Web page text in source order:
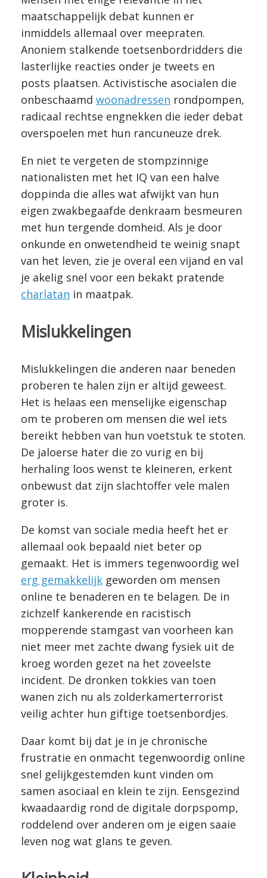
maatschappelijk debat kunnen er
inmiddels allemaal over meepraten.
Anoniem stalkende toetsenbordridders die
lasterlijke reacties onder je tweets en
posts plaatsen. Activistische asocialen die
onbeschaamd woonadressen rondpompen,
radicaal rechtse engnekken die ieder debat
overspoelen met hun rancuneuze drek.
En niet te vergeten de stompzinnige
nationalisten met het IQ van een halve
doppinda die alles wat afwijkt van hun
eigen zwakbegaafde denkraam besmeuren
met hun tergende domheid. Als je door
onkunde en onwetendheid te weinig snapt
van het leven, zie je overal een vijand en val
je akelig snel voor een bekakt pratende
charlatan in maatpak.
Mislukkelingen
Mislukkelingen die anderen naar beneden
proberen te halen zijn er altijd geweest.
Het is helaas een menselijke eigenschap
om te proberen om mensen die wel iets
bereikt hebben van hun voetstuk te stoten.
De jaloerse hater die zo vurig en bij
herhaling loos wenst te kleineren, erkent
onbewust dat zijn slachtoffer vele malen
groter is.
De komst van sociale media heeft het er
allemaal ook bepaald niet beter op
gemaakt. Het is immers tegenwoordig wel
erg gemakkelijk geworden om mensen
online te benaderen en te belagen. De in
zichzelf kankerende en racistisch
mopperende stamgast van voorheen kan
niet meer met zachte dwang fysiek uit de
kroeg worden gezet na het zoveelste
incident. De dronken tokkies van toen
wanen zich nu als zolderkamerterrorist
veilig achter hun giftige toetsenbordjes.
Daar komt bij dat je in je chronische
frustratie en onmacht tegenwoordig online
snel gelijkgestemden kunt vinden om
samen asociaal en klein te zijn. Eensgezind
kwaadaardig rond de digitale dorpspomp,
roddelend over anderen om je eigen saaie
leven nog wat glans te geven.